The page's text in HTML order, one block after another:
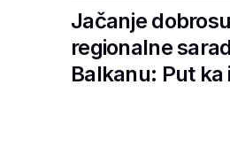
Jačanje
regionalne
Balkanu: Put ka